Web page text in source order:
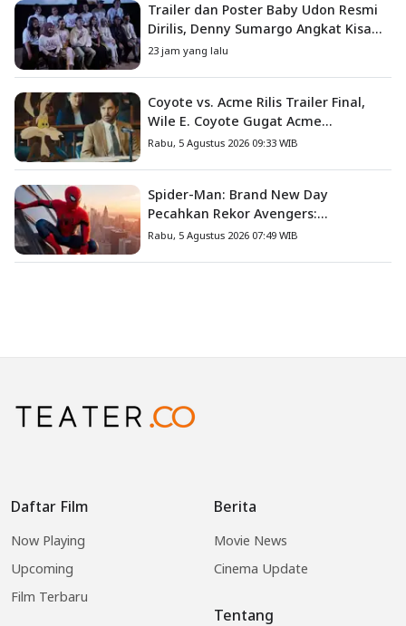
Trailer dan Poster Baby Udon Resmi
Dirilis, Denny Sumargo Angkat Kisah
Nyata Fanny Kondoh
23 jam yang lalu
Coyote vs. Acme Rilis Trailer Final,
Wile E. Coyote Gugat Acme
Corporation ke Pengadilan
Rabu, 5 Agustus 2026 09:33 WIB
Spider-Man: Brand New Day
Pecahkan Rekor Avengers:
Endgame, Cetak Debut Box Office
Rabu, 5 Agustus 2026 07:49 WIB
Daftar Film
Now Playing
Upcoming
Film Terbaru
Berita
Movie News
Cinema Update
Tentang